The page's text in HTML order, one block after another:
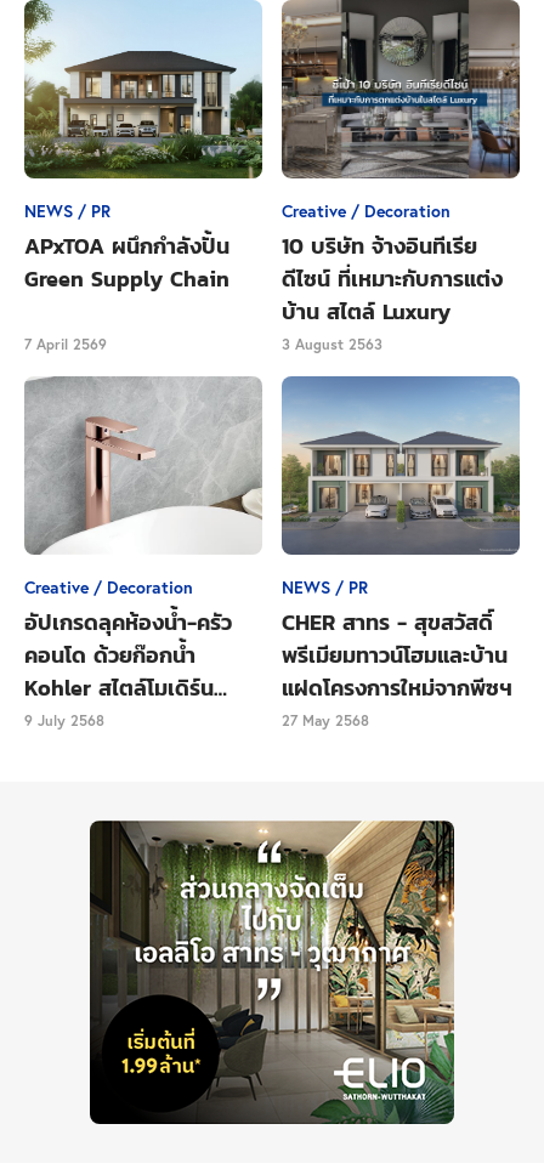
“ลุมพินี สวีท เพชรบุรี-มักกะสัน” มีการออกแบบโครงการที่
ตอบโจทย์สำหรับผู้อยู่อาศัยจริง (Real Demand) เพราะมี
จำนวนยูนิตน้อย เน้นความเป็นส่วนตัวสูง นอกจากนี้ ยัง
ตอกย้ำแบรนด์พร้อมพัฒนาคุณค่าผลิตภัณฑ์ (Product
Value) ด้วยการออกแบบทั้งภายในและภายนอกที่รองรับ
ไลฟ์สไตล์คนรุ่นใหม่ ตั้งแต่ New Architectural Design,
กิจกรรมเพื่อการพักผ่อน สอดรับชีวิตคนเมืองที่รักการออก
กำลังกายด้วยสวนอินฟินนิตี้ ชั้น 32 พร้อมจุดชมวิว Sky
Lounge และสวนดาดฟ้า Roof Garden ชั้น 35 ซึ่งเป็น
สวนผักที่ใช้งานได้จริง โดยมีการจัดสรรการใช้พื้นที่ร่วม
กันอย่างเกื้อกูล มุ่งเน้นการให้ความสำคัญกับคุณภาพชีวิต
ที่ดีของผู้อยู่อาศัย นอกจากนี้ ยังมีมาตรฐานการออกแบบ
และก่อสร้างสูงสุด โดยเลือกใช้วัสดุและอุปกรณ์ที่มี
Close Ads
NEWS / PR
APxTOA ผนึกกำลังปั้น
Green Supply Chain
7 April 2569
Creative / Decoration
10 บริษัท จ้างอินทีเรีย
ดีไซน์ ที่เหมาะกับการแต่ง
บ้าน สไตล์ Luxury
3 August 2563
Creative / Decoration
อัปเกรดลุคห้องน้ำ-ครัว
คอนโด ด้วยก๊อกน้ำ
Kohler สไตล์โมเดิร์น
เรียบหรู
9 July 2568
NEWS / PR
CHER สาทร - สุขสวัสดิ์
พรีเมียมทาวน์โฮมและบ้าน
แฝดโครงการใหม่จากพีซฯ
27 May 2568